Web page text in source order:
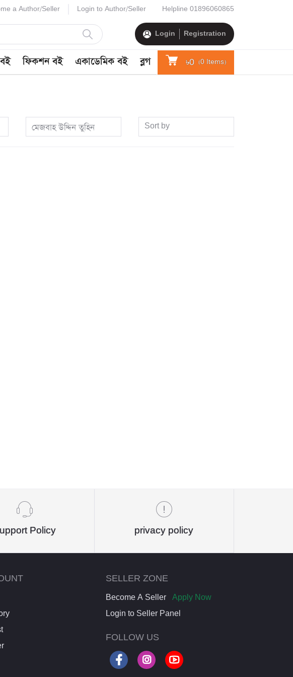
a Author/Seller Login to Author/Seller Helpline 01896060865
Login Registration
ফিকশন বই একাডেমিক বই ব্লগ ৳0 (0 Items)
মেজবাহ উদ্দিন তুহিন Sort by
Policy privacy policy
SELLER ZONE
Become A Seller
Apply Now
Login to Seller Panel
FOLLOW US